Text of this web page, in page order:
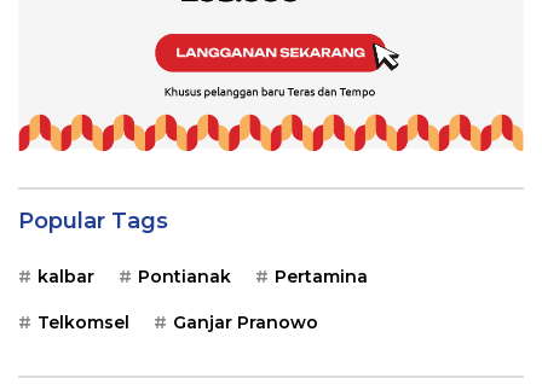
Popular Tags
kalbar Pontianak Pertamina
Telkomsel Ganjar Pranowo